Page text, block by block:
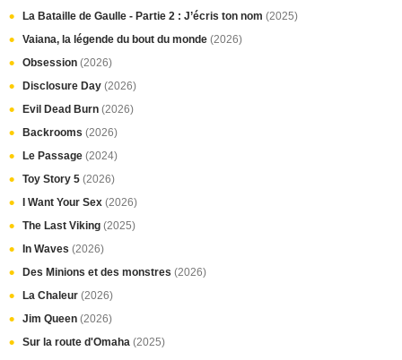
La Bataille de Gaulle - Partie 2 : J’écris ton nom (2025)
Vaiana, la légende du bout du monde (2026)
Obsession (2026)
Disclosure Day (2026)
Evil Dead Burn (2026)
Backrooms (2026)
Le Passage (2024)
Toy Story 5 (2026)
I Want Your Sex (2026)
The Last Viking (2025)
In Waves (2026)
Des Minions et des monstres (2026)
La Chaleur (2026)
Jim Queen (2026)
Sur la route d'Omaha (2025)